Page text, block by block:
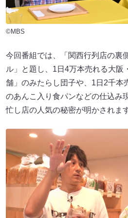
©MBS
今回番組では、「関西行列店の裏
ル」と題し、1日4万本売れる大阪
舗」のみたらし団子や、1日2千本
のあんこ入り食パンなどの仕込み
忙し店の人気の秘密が明かされます